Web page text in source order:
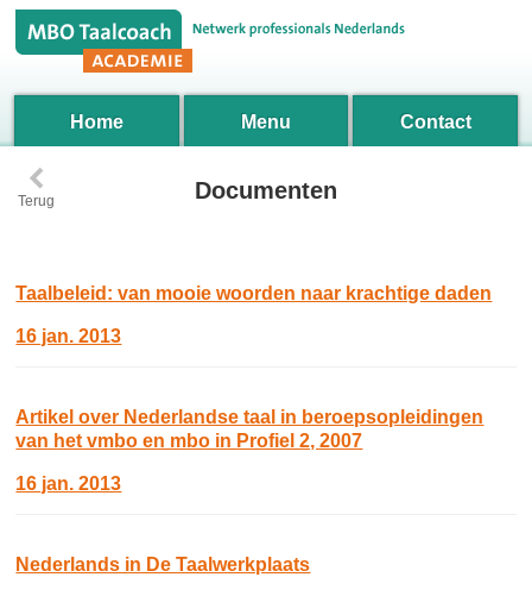
Home Menu Contact
‹
Terug Documenten
Taalbeleid: van mooie woorden naar krachtige daden
16 jan. 2013
Artikel over Nederlandse taal in beroepsopleidingen
van het vmbo en mbo in Profiel 2, 2007
16 jan. 2013
Nederlands in De Taalwerkplaats